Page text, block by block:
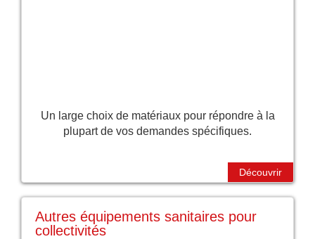
Un large choix de matériaux pour répondre à la
plupart de vos demandes spécifiques.
Découvrir
Autres équipements sanitaires pour
collectivités